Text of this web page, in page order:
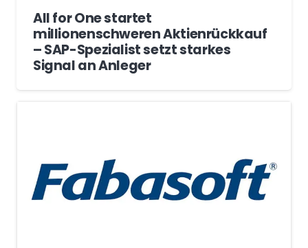
All for One startet
millionenschweren Aktienrückkauf
– SAP-Spezialist setzt starkes
Signal an Anleger